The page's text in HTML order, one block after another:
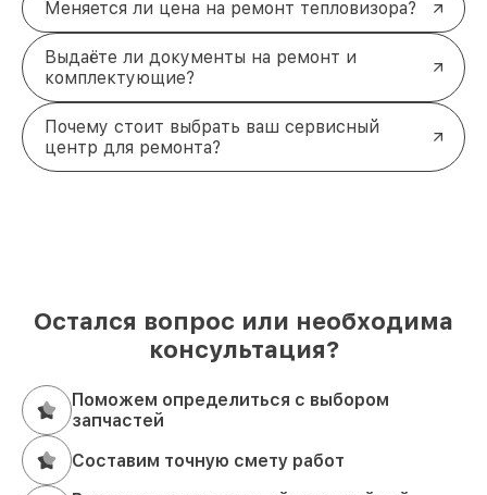
Меняется ли цена на ремонт тепловизора?
Выдаёте ли документы на ремонт и
комплектующие?
Почему стоит выбрать ваш сервисный
центр для ремонта?
Остался вопрос или необходима
консультация?
Поможем определиться с выбором
запчастей
Составим точную смету работ